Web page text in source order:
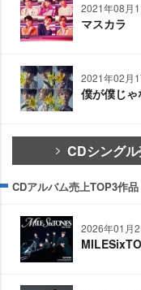
2021年08月
マスカラ
2021年02月
僕が僕じ
CDシング
CDアルバム売上TOP3作品
2026年01月